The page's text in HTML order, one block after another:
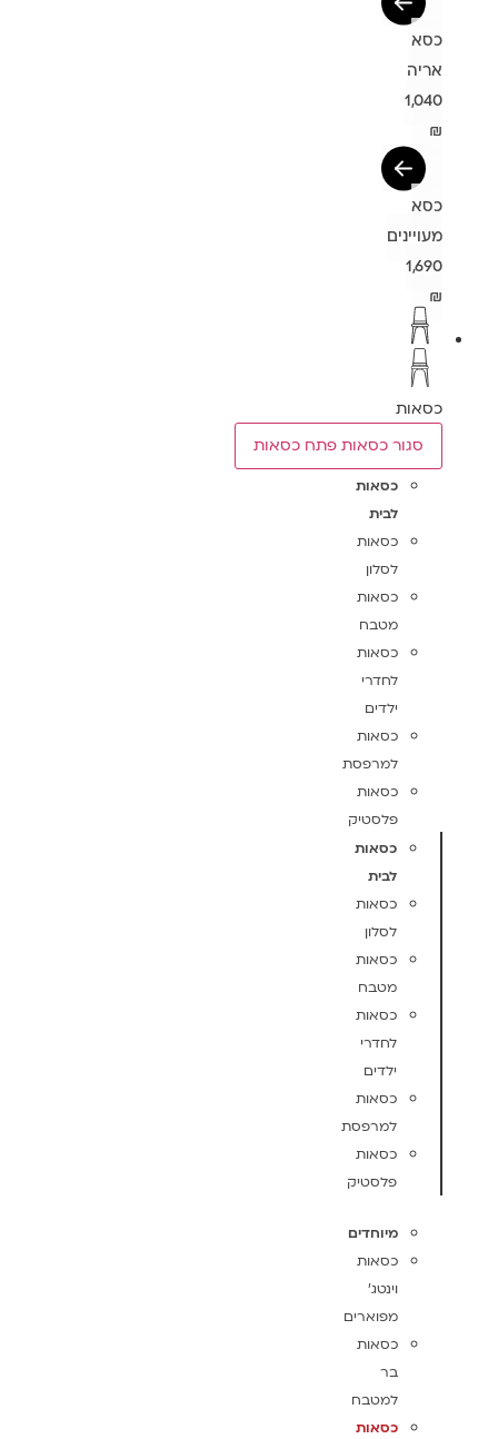
כסא
אריה
1,040
₪
כסא
מעויינים
1,690
₪
כסאות
סגור כסאות פתח כסאות
כסאות
לבית
כסאות
לסלון
כסאות
מטבח
כסאות
לחדרי
ילדים
כסאות
למרפסת
כסאות
פלסטיק
כסאות
לבית
כסאות
לסלון
כסאות
מטבח
כסאות
לחדרי
ילדים
כסאות
למרפסת
כסאות
פלסטיק
מיוחדים
כסאות
וינטג'
מפוארים
כסאות
בר
למטבח
כסאות